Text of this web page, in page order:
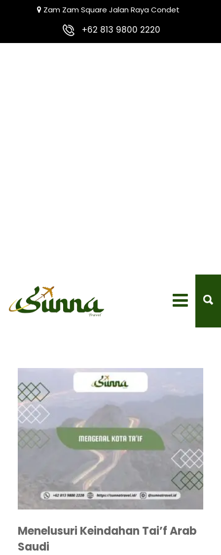
Zam Zam Square Jalan Raya Condet
+62 813 9800 2220
Menelusuri Keindahan Tai’f Arab
Saudi